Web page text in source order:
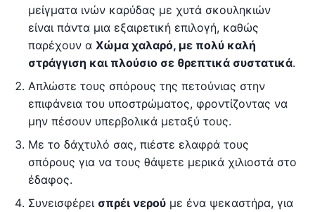
μείγματα ινών καρύδας με χυτά σκουληκιών
είναι πάντα μια εξαιρετική επιλογή, καθώς
παρέχουν α Χώμα χαλαρό, με πολύ καλή
στράγγιση και πλούσιο σε θρεπτικά συστατικά.
Απλώστε τους σπόρους της πετούνιας στην
επιφάνεια του υποστρώματος, φροντίζοντας να
μην πέσουν υπερβολικά μεταξύ τους.
Με το δάχτυλό σας, πιέστε ελαφρά τους
σπόρους για να τους θάψετε μερικά χιλιοστά στο
έδαφος.
Συνεισφέρει σπρέι νερού με ένα ψεκαστήρα, για